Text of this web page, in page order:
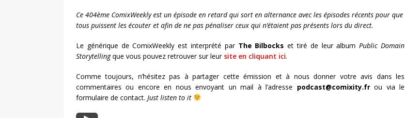
Ce 404ème ComixWeekly est un épisode en retard qui sort en alternance avec les épisodes récents pour que
tous puissent les écouter et afin de ne pas pénaliser ceux qui n’étaient pas présents lors du direct.
Le générique de ComixWeekly est interprété par The Bilbocks et tiré de leur albumPublic Domain
Storytellingque vous pouvez retrouver sur leursite en cliquant ici.
Comme toujours, n’hésitez pas à partager cette émission et à nous donner votre avis dans les
commentaires ou encore en nous envoyant un mail à l’adresse podcast@comixity.frou via le
formulaire de contact. Just listen to it